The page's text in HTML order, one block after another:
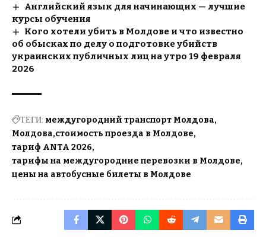
Английский язык для начинающих — лучшие
курсы обучения
Кого хотели убить в Молдове и что известно
об обысках по делу о подготовке убийств
украинских публичных лиц на утро 19 февраля
2026
ТЕГИ: междугородний транспорт Молдова
Молдова стоимость проезда в Молдове
тариф ANTA 2026
тарифы на междугородние перевозки в Молдове
цены на автобусные билеты в Молдове